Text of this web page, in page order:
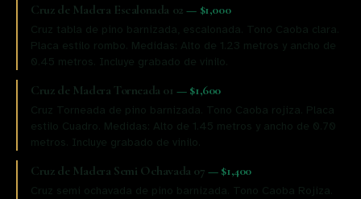
Cruz de Madera Escalonada 02 — $1,000
Cruz tabla de pino barnizada, escalonada. Tono Caoba clara.
Placa estilo rombo. Medidas: Alto de 1.23 metros y ancho de
0.45 metros. Incluye grabado de vinilo.
Cruz de Madera Torneada 01 — $1,600
Cruz Torneada de pino barnizada. Tono Caoba rojiza. Placa
estilo Cuadro. Medidas: Alto de 1.45 metros y ancho de 0.70
metros. Incluye grabado de vinilo.
Cruz de Madera Semi Ochavada 07 — $1,400
Cruz semi ochavada de pino barnizada. Tono Caoba Rojiza.